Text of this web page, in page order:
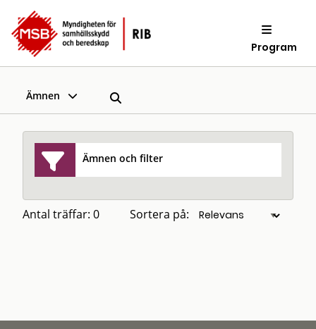
Program
Ämnen
Ämnen och filter
Antal träffar: 0 Sortera på: